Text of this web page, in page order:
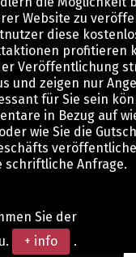
Website zu
diese
profitieren
Veröffentlichung
und zeigen nur
für Sie sein
in Bezug auf
wie Sie die
schriftliche Anfrage.
Sie der
+ info .